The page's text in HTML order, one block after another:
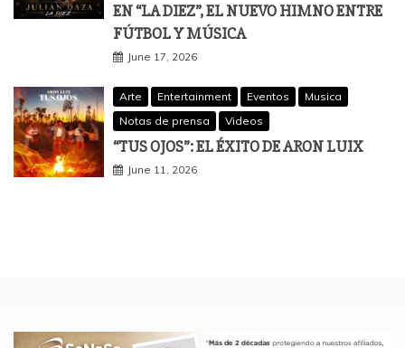
EN “LA DIEZ”, EL NUEVO HIMNO ENTRE
FÚTBOL Y MÚSICA
June 17, 2026
Arte Entertainment Eventos
Musica
Notas de prensa
Videos
“TUS OJOS”: EL ÉXITO DE ARON LUIX
June 11, 2026